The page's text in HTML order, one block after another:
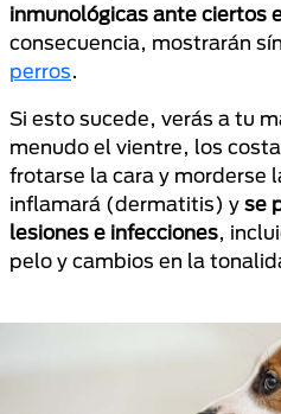
inmunológicas ante ciertos
consecuencia, mostrarán
perros
Si esto sucede, verás a tu
menudo el vientre, los
frotarse la cara y morderse
inflamará (dermatitis) y se
lesiones e infecciones ,
pelo y cambios en la